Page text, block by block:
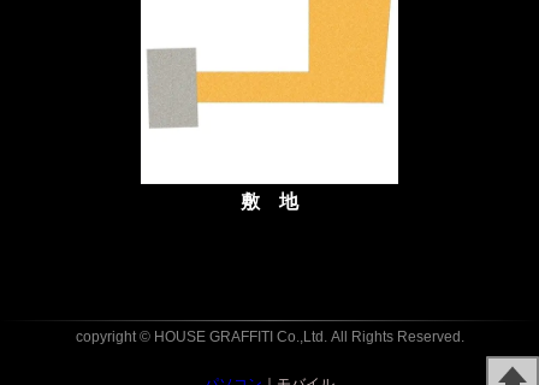
敷 地
copyright © HOUSE GRAFFITI Co.,Ltd. All Rights Reserved.